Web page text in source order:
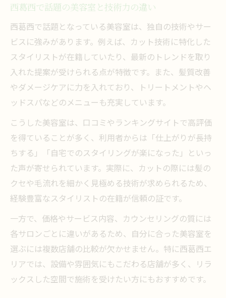
西葛西で話題の美容室と技術力の違い
西葛西で話題となっている美容室は、独自の技術やサー
ビスに強みがあります。例えば、カット技術に特化した
スタイリストが在籍していたり、最新のトレンドを取り
入れた提案が受けられる点が特徴です。また、髪質改善
やダメージケアに力を入れており、トリートメントやヘ
ッドスパなどのメニューも充実しています。
こうした美容室は、口コミやランキングサイトで高評価
を得ていることが多く、利用者からは「仕上がりが長持
ちする」「自宅でのスタイリングが楽になった」といっ
た声が寄せられています。実際に、カットの際には髪の
クセや毛流れを細かく見極める技術が求められるため、
経験豊富なスタイリストの在籍が信頼の証です。
一方で、価格やサービス内容、カウンセリングの質には
各サロンごとに違いがあるため、自分に合った美容室を
選ぶには複数店舗の比較が欠かせません。特に西葛西エ
リアでは、設備や雰囲気にもこだわる店舗が多く、リラ
ックスした空間で施術を受けたい方にもおすすめです。